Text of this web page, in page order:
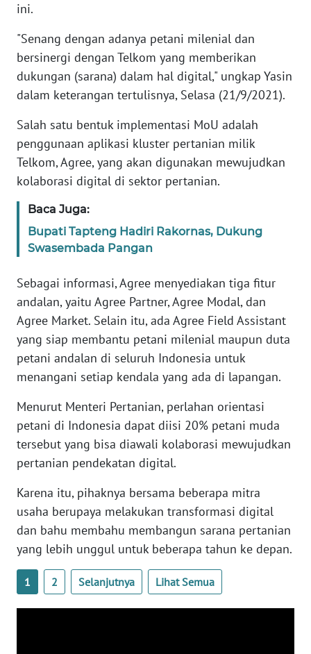
ini.
"Senang dengan adanya petani milenial dan
bersinergi dengan Telkom yang memberikan
dukungan (sarana) dalam hal digital," ungkap Yasin
dalam keterangan tertulisnya, Selasa (21/9/2021).
Salah satu bentuk implementasi MoU adalah
penggunaan aplikasi kluster pertanian milik
Telkom, Agree, yang akan digunakan mewujudkan
kolaborasi digital di sektor pertanian.
Baca Juga:
Bupati Tapteng Hadiri Rakornas, Dukung
Swasembada Pangan
Sebagai informasi, Agree menyediakan tiga fitur
andalan, yaitu Agree Partner, Agree Modal, dan
Agree Market. Selain itu, ada Agree Field Assistant
yang siap membantu petani milenial maupun duta
petani andalan di seluruh Indonesia untuk
menangani setiap kendala yang ada di lapangan.
Menurut Menteri Pertanian, perlahan orientasi
petani di Indonesia dapat diisi 20% petani muda
tersebut yang bisa diawali kolaborasi mewujudkan
pertanian pendekatan digital.
Karena itu, pihaknya bersama beberapa mitra
usaha berupaya melakukan transformasi digital
dan bahu membahu membangun sarana pertanian
yang lebih unggul untuk beberapa tahun ke depan.
1 2 Selanjutnya Lihat Semua
KARIR
DISCLAIMER
News
Regional
SUMUT
WN
WN
JABAR
WN
WN
NTT
WN
KEPRI
WN
PAPUA
WN
PAPUA
BARAT